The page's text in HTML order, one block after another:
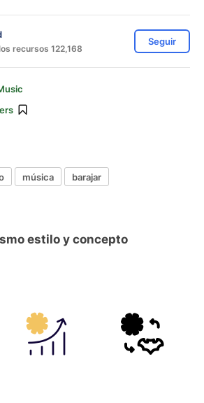
recursos 122,168
Seguir
música barajar
estilo y concepto